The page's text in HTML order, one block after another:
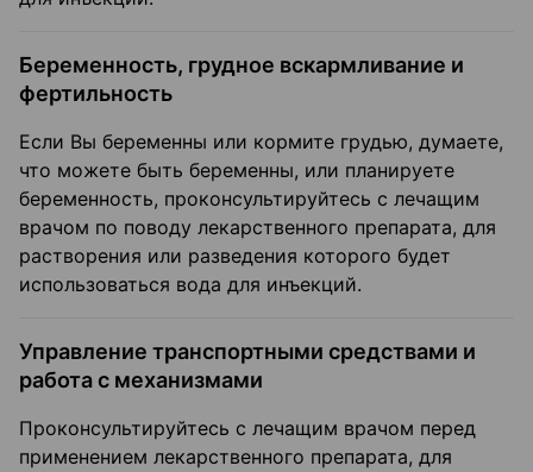
Беременность, грудное вскармливание и
фертильность
Если Вы беременны или кормите грудью, думаете,
что можете быть беременны, или планируете
беременность, проконсультируйтесь с лечащим
врачом по поводу лекарственного препарата, для
растворения или разведения которого будет
использоваться вода для инъекций.
Управление транспортными средствами и
работа с механизмами
Проконсультируйтесь с лечащим врачом перед
применением лекарственного препарата, для